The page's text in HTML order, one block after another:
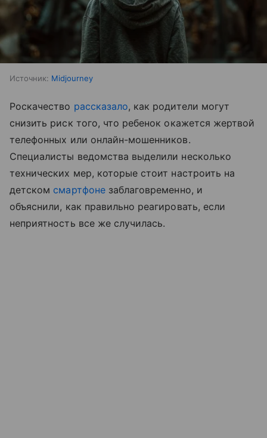
Источник: Midjourney
Роскачество рассказало, как родители могут
снизить риск того, что ребенок окажется жертвой
телефонных или онлайн-мошенников.
Специалисты ведомства выделили несколько
технических мер, которые стоит настроить на
детском смартфонезаблаговременно, и
объяснили, как правильно реагировать, если
неприятность все же случилась.